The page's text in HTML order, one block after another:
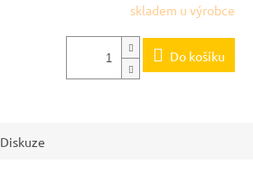
skladem u výrobce
Do košíku
Diskuze